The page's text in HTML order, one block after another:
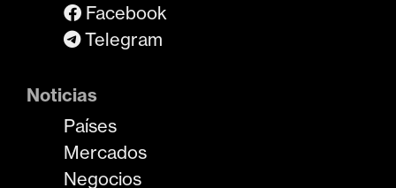
Facebook
Telegram
Noticias
Países
Mercados
Negocios